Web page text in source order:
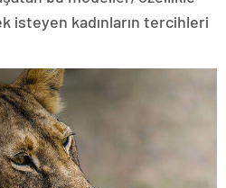
isteyen kadınların tercihleri